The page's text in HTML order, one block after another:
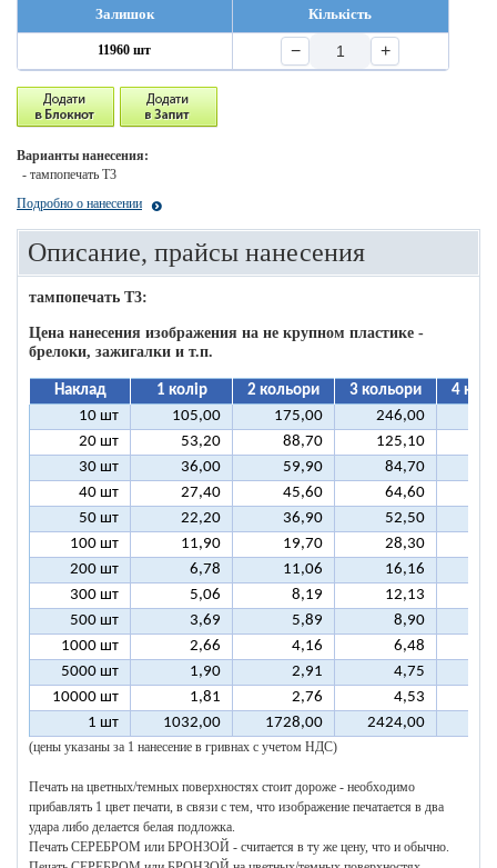
Залишок
Кількість
11960 шт − +
Варианты нанесения:
- тампопечать T3
Подробно о нанесении
Описание, прайсы нанесения
тампопечать T3:
Цена нанесения изображения на не крупном пластике -
брелоки, зажигалки и т.п.
Наклад 1 колір 2 кольори 3 кольори
4
10 шт
105,00 175,00 246,00
20 шт
53,20 88,70 125,10
30 шт
36,00 59,90 84,70
40 шт
27,40 45,60 64,60
50 шт
22,20 36,90 52,50
100 шт
11,90 19,70 28,30
200 шт
6,78 11,06 16,16
300 шт
5,06 8,19 12,13
500 шт
3,69 5,89 8,90
1000 шт
2,66 4,16 6,48
5000 шт
1,90 2,91 4,75
10000 шт
1,81 2,76 4,53
1 шт
1032,00 1728,00 2424,00
(цены указаны за 1 нанесение в гривнах с учетом НДС)
Печать на цветных/темных поверхностях стоит дороже - необходимо
прибавлять 1 цвет печати, в связи с тем, что изображение печатается в два
удара либо делается белая подложка.
Печать СЕРЕБРОМ или БРОНЗОЙ - считается в ту же цену, что и обычно.